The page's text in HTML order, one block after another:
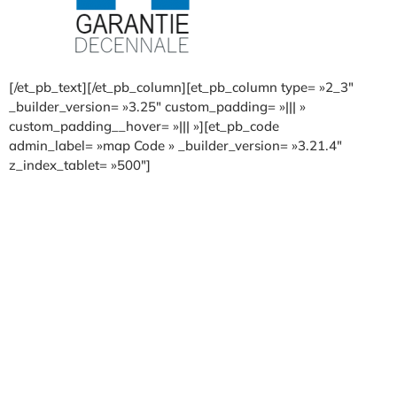
[/et_pb_text][/et_pb_column][et_pb_column type= »2_3″
_builder_version= »3.25″ custom_padding= »||| »
custom_padding__hover= »||| »][et_pb_code
admin_label= »map Code » _builder_version= »3.21.4″
z_index_tablet= »500″]